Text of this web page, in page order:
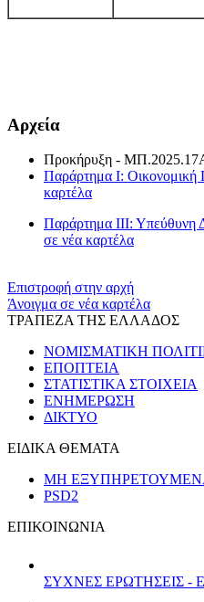
Αρχεία
Προκήρυξη -
Παράρτημα I:
καρτέλα
Παράρτημα ΙΙΙ:
σε νέα καρτέλα
Επιστροφή στην αρχή
Άνοιγμα σε νέα καρτέλα
ΤΡΑΠΕΖΑ ΤΗΣ ΕΛΛΑΔΟΣ
ΝΟΜΙΣΜΑΤΙΚΗ
ΕΠΟΠΤΕΙΑ
ΣΤΑΤΙΣΤΙΚΑ ΣΤΟΙΧΕΙΑ
ΕΝΗΜΕΡΩΣΗ
ΔΙΚΤΥΟ
ΕΙΔΙΚΑ ΘΕΜΑΤΑ
ΜΗ
PSD2
ΕΠΙΚΟΙΝΩΝΙΑ
ΣΥΧΝΕΣ ΕΡΩΤΗΣΕΙΣ -